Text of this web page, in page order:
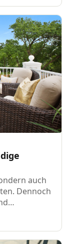
auch
Dennoch
In
…